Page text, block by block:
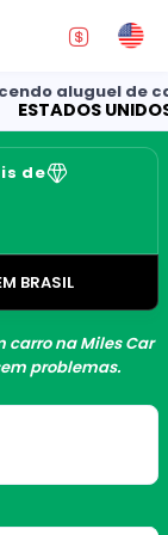
de carros
UNIDOS
de
BRASIL
carro na Miles Car
problemas.